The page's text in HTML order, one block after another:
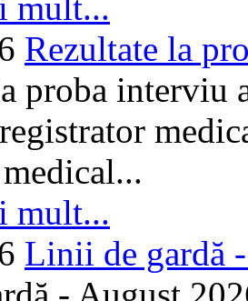
Rezultate la
proba interviu
mult...
Linii de gardă